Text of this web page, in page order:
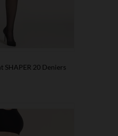
SHAPER 20 Deniers